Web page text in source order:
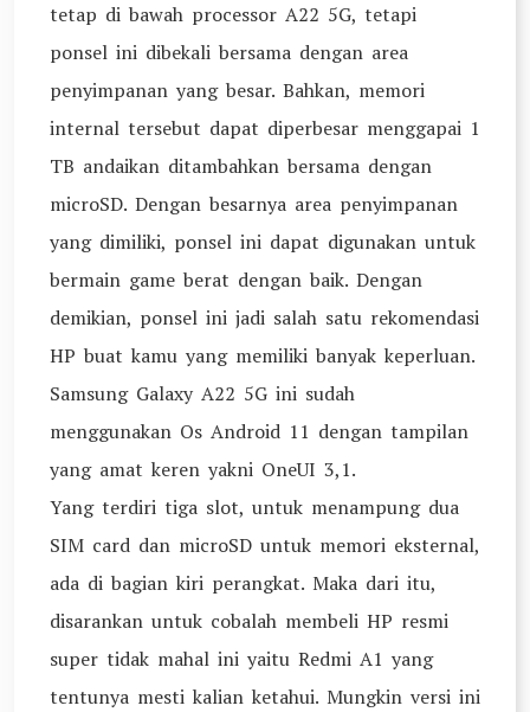
tetap di bawah processor A22 5G, tetapi
ponsel ini dibekali bersama dengan area
penyimpanan yang besar. Bahkan, memori
internal tersebut dapat diperbesar menggapai 1
TB andaikan ditambahkan bersama dengan
microSD. Dengan besarnya area penyimpanan
yang dimiliki, ponsel ini dapat digunakan untuk
bermain game berat dengan baik. Dengan
demikian, ponsel ini jadi salah satu rekomendasi
HP buat kamu yang memiliki banyak keperluan.
Samsung Galaxy A22 5G ini sudah
menggunakan Os Android 11 dengan tampilan
yang amat keren yakni OneUI 3,1.
Yang terdiri tiga slot, untuk menampung dua
SIM card dan microSD untuk memori eksternal,
ada di bagian kiri perangkat. Maka dari itu,
disarankan untuk cobalah membeli HP resmi
super tidak mahal ini yaitu Redmi A1 yang
tentunya mesti kalian ketahui. Mungkin versi ini